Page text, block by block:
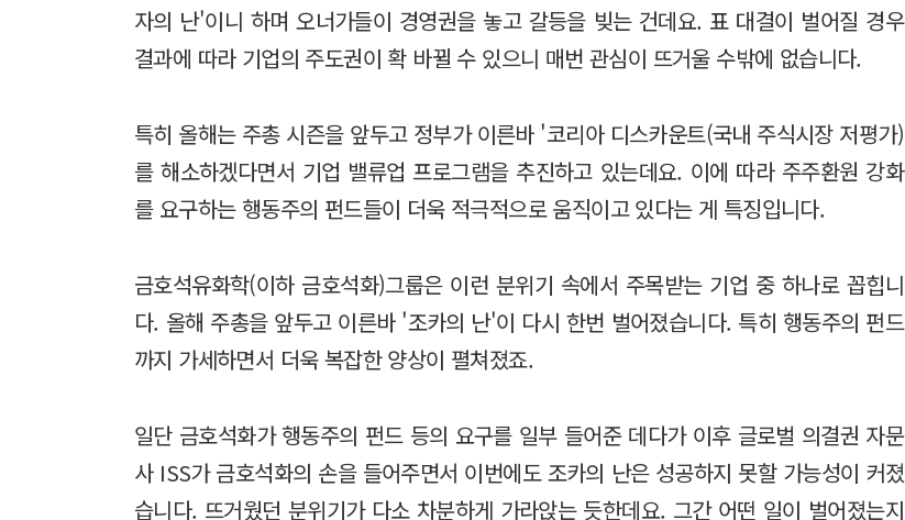
자의 난'이니 하며 오너가들이 경영권을 놓고 갈등을 빚는 건데요. 표 대결이 벌어질 경우
결과에 따라 기업의 주도권이 확 바뀔 수 있으니 매번 관심이 뜨거울 수밖에 없습니다.
특히 올해는 주총 시즌을 앞두고 정부가 이른바 '코리아 디스카운트(국내 주식시장 저평가)
를 해소하겠다면서 기업 밸류업 프로그램을 추진하고 있는데요. 이에 따라 주주환원 강화
를 요구하는 행동주의 펀드들이 더욱 적극적으로 움직이고 있다는 게 특징입니다.
금호석유화학(이하 금호석화)그룹은 이런 분위기 속에서 주목받는 기업 중 하나로 꼽힙니
다. 올해 주총을 앞두고 이른바 '조카의 난'이 다시 한번 벌어졌습니다. 특히 행동주의 펀드
까지 가세하면서 더욱 복잡한 양상이 펼쳐졌죠.
일단 금호석화가 행동주의 펀드 등의 요구를 일부 들어준 데다가 이후 글로벌 의결권 자문
사 ISS가 금호석화의 손을 들어주면서 이번에도 조카의 난은 성공하지 못할 가능성이 커졌
습니다. 뜨거웠던 분위기가 다소 차분하게 가라앉는 듯한데요. 그간 어떤 일이 벌어졌는지